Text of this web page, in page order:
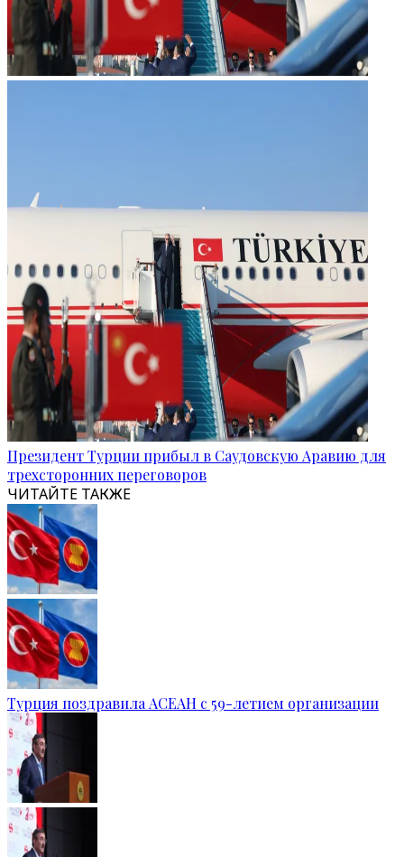
Президент Турции прибыл в Саудовскую Аравию для
трехсторонних переговоров
ЧИТАЙТЕ ТАКЖЕ
Турция поздравила АСЕАН с 59-летием организации